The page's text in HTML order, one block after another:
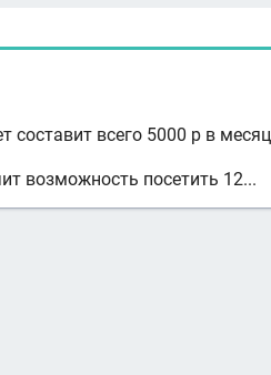
всего 5000 р в
возможность посетить 12...